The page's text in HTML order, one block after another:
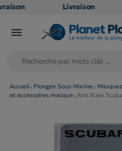
Livraison
en point
79€
(hors
produits
volumineux
: non

Accueil Plongée Sous-Marine
et accessoires masque
Anti Buée